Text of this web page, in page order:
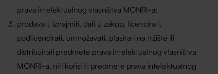
prava intelektualnog vlasništva MONRI-a;
prodavati, iznajmiti, dati u zakup, licencirati,
podlicencirati, umnožavati, plasirati na tržište ili
distribuirati predmete prava intelektualnog vlasništva
MONRI-a, niti koristiti predmete prava intelektualnog